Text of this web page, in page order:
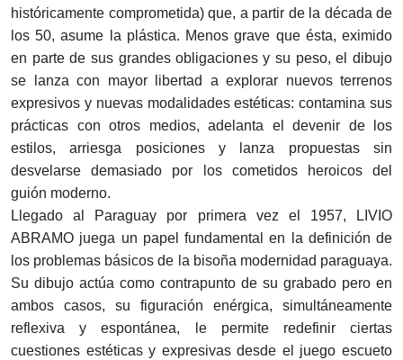
históricamente comprometida) que, a partir de la década de
los 50, asume la plástica. Menos grave que ésta, eximido
en parte de sus grandes obligaciones y su peso, el dibujo
se lanza con mayor libertad a explorar nuevos terrenos
expresivos y nuevas modalidades estéticas: contamina sus
prácticas con otros medios, adelanta el devenir de los
estilos, arriesga posiciones y lanza propuestas sin
desvelarse demasiado por los cometidos heroicos del
guión moderno.
Llegado al Paraguay por primera vez el 1957, LIVIO
ABRAMO juega un papel fundamental en la definición de
los problemas básicos de la bisoña modernidad paraguaya.
Su dibujo actúa como contrapunto de su grabado pero en
ambos casos, su figuración enérgica, simultáneamente
reflexiva y espontánea, le permite redefinir ciertas
cuestiones estéticas y expresivas desde el juego escueto